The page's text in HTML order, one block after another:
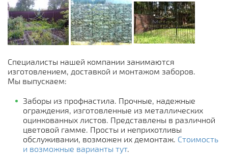
Специалисты нашей компании занимаются
изготовлением, доставкой и монтажом заборов.
Мы выпускаем:
Заборы из профнастила. Прочные, надежные
ограждения, изготовленные из металлических
оцинкованных листов. Представлены в различной
цветовой гамме. Просты и неприхотливы
обслуживании, возможен их демонтаж. Стоимость
и возможные варианты тут.